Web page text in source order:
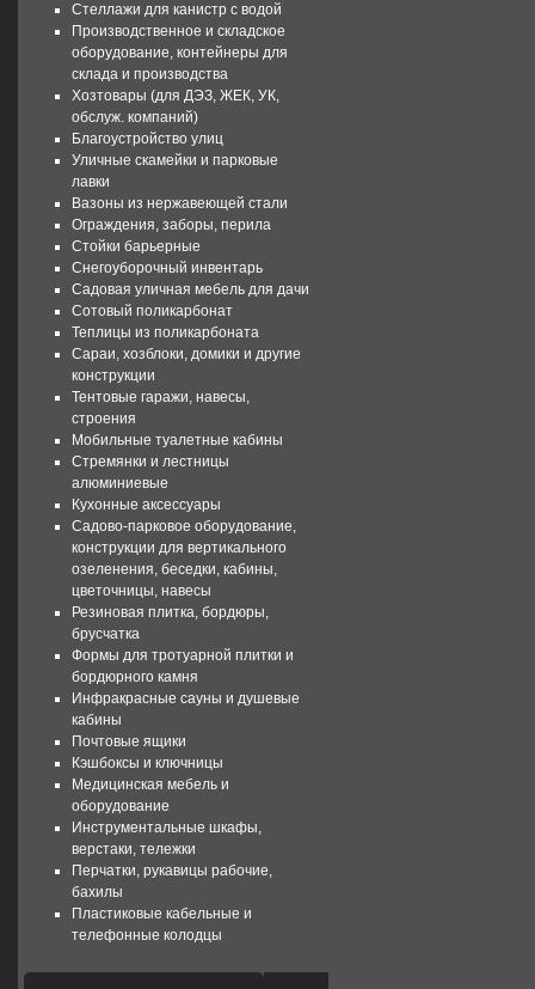
Стеллажи для канистр с водой
Производственное и складское
оборудование, контейнеры для
склада и производства
Хозтовары (для ДЭЗ, ЖЕК, УК,
обслуж. компаний)
Благоустройство улиц
Уличные скамейки и парковые
лавки
Вазоны из нержавеющей стали
Ограждения, заборы, перила
Стойки барьерные
Снегоуборочный инвентарь
Садовая уличная мебель для дачи
Сотовый поликарбонат
Теплицы из поликарбоната
Сараи, хозблоки, домики и другие
конструкции
Тентовые гаражи, навесы,
строения
Мобильные туалетные кабины
Стремянки и лестницы
алюминиевые
Кухонные аксессуары
Садово-парковое оборудование,
конструкции для вертикального
озеленения, беседки, кабины,
цветочницы, навесы
Резиновая плитка, бордюры,
брусчатка
Формы для тротуарной плитки и
бордюрного камня
Инфракрасные сауны и душевые
кабины
Почтовые ящики
Кэшбоксы и ключницы
Медицинская мебель и
оборудование
Инструментальные шкафы,
верстаки, тележки
Перчатки, рукавицы рабочие,
бахилы
Пластиковые кабельные и
телефонные колодцы